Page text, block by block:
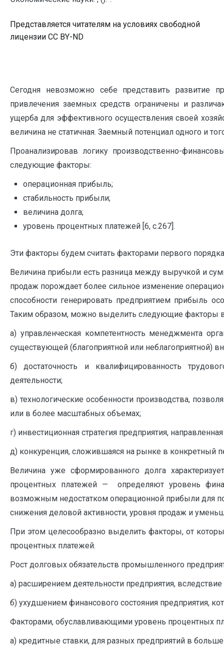
Представляется читателям на условиях свободной
лицензии CC BY-ND
Сегодня невозможно себе представить развитие
привлечения заемных средств ограничены и
ущерба для эффективного осуществления своей
величина не статичная. Заемный потенциал одного и
Проанализировав логику производственно-
следующие факторы:
операционная прибыль;
стабильность прибыли;
величина долга;
уровень процентных платежей [6, с.267].
Эти факторы будем считать факторами первого
Величина прибыли есть разница между выручкой и
продаж порождает более сильное изменение
способности генерировать предприятием прибыль
Таким образом, можно выделить следующие факторы
а) управленческая компетентность менеджмента
существующей (благоприятной или
б) достаточность и квалифицированность
деятельности;
в) технологические особенности производства,
или в более масштабных объемах;
г) инвестиционная стратегия предприятия,
д) конкуренция, сложившаяся на рынке в конкретный
Величина уже сформированного долга
процентных платежей — определяют уровень
возможным недостатком операционной прибыли для
снижения деловой активности, уровня продаж и
При этом целесообразно выделить факторы, от
процентных платежей.
Рост долговых обязательств промышленного
а) расширением деятельности предприятия,
б) ухудшением финансового состояния предприятия,
Факторами, обуславливающими уровень процентных
а) кредитные ставки, для разных предприятий в